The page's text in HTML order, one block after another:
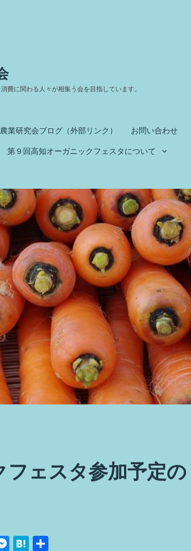
費に関わる人々が相集う会を目指しています。
業研究会ブログ（外部リンク） お問い合わせ
第９回高知オーガニックフェスタについて
ェスタ参加予定の
M H 共